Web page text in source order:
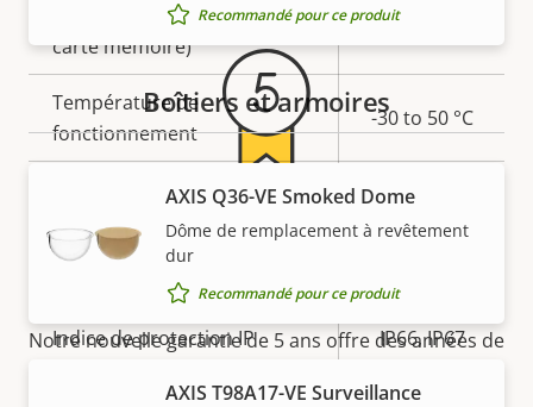
Stockage local (fente pour
carte mémoire)
Température de
fonctionnement
-30 to 50 °C
Utilisable en extérieur
Indice de protection contre
le vandalisme
Indice de protection IP IP66, IP67
Développement durable PVC free
Recommandé pour ce produit
Boîtiers et armoires
AXIS Q36-VE Smoked Dome
Dôme de remplacement à revêtement
dur
Recommandé pour ce produit
AXIS T98A17-VE Surveillance
5 ans de garantie pour plus
de tranquillité d'esprit
Notre nouvelle garantie de 5 ans offre des années de